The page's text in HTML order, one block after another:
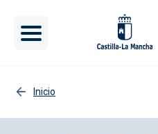
Inicio